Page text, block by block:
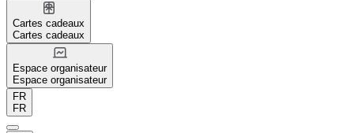
Cartes cadeaux
Cartes cadeaux
Espace organisateur
Espace organisateur
FR
FR